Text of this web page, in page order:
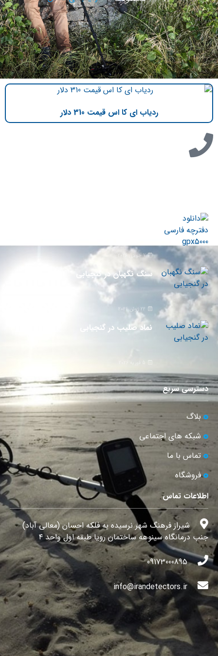
ردیاب ای کا اس قیمت 310 دلار
7 جولای 2026
سنگ نگهبان در گنجیابی
22 ژوئن 2026
نماد صلیب در گنجیابی
دسترسی سریع
بلاگ
شبکه های اجتماعی
تماس با ما
فروشگاه
اطلاعات تماس
شیراز فرهنگ شهر نرسیده به فلکه احسان (معالی آباد)
جنب درمانگاه سینوهه ساختمان رویا طبقه اول واحد ۴
09173000895
info@irandetectors.ir